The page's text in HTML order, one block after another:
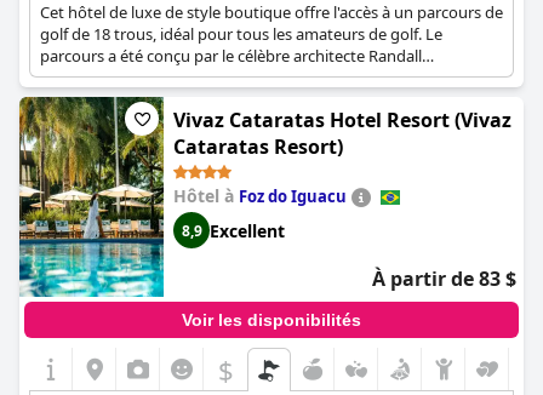
Cet hôtel de luxe de style boutique offre l'accès à un parcours de
golf de 18 trous, idéal pour tous les amateurs de golf. Le
parcours a été conçu par le célèbre architecte Randall
Thompson et il dispose également d'un club qui offre un
éventail de commodités telles que des installations de location,
un snack-bar, des vestiaires et des options d'adhésion.
Vivaz Cataratas Hotel Resort (Vivaz
Cataratas Resort)
Hôtel à Foz do Iguacu
8,9 Excellent
À partir de 83 $
Voir les disponibilités
$